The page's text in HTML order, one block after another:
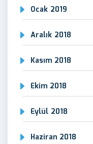
Ocak 2019
Aralık 2018
Kasım 2018
Ekim 2018
Eylül 2018
Haziran 2018